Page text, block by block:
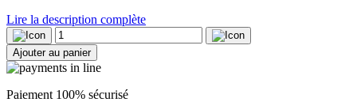
Lire la description complète
quantité
de
Réservoir
à
ultrasons
Ajouter au panier
Paiement 100% sécurisé